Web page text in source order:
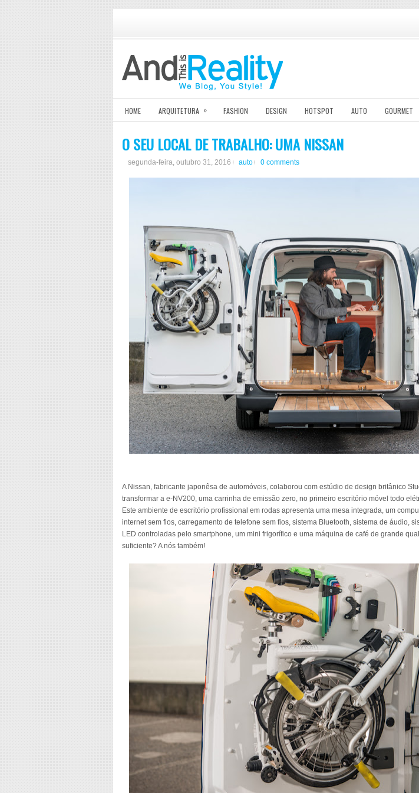
HOME ARQUITETURA » FASHION DESIGN HOTSPOT AUTO GOURMET
O SEU LOCAL DE TRABALHO: UMA NISSAN
segunda-feira, outubro 31, 2016 auto 0 comments
A Nissan, fabricante japonêsa de automóveis, colaborou com estúdio de design britânico
transformar a e-NV200, uma carrinha de emissão zero, no primeiro escritório móvel todo
Este ambiente de escritório profissional em rodas apresenta uma mesa integrada, um
internet sem fios, carregamento de telefone sem fios, sistema Bluetooth, sistema de áudio,
LED controladas pelo smartphone, um mini frigorífico e uma máquina de café de grande
suficiente? A nós também!